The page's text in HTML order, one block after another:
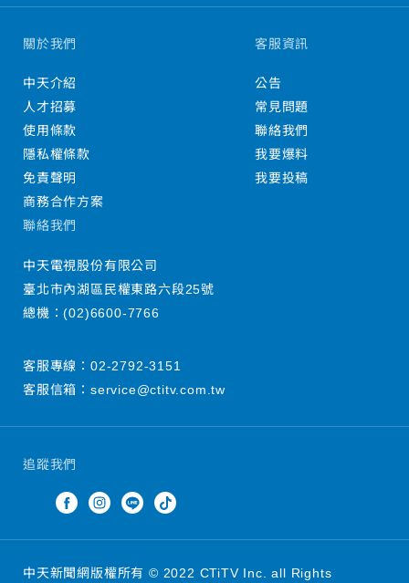
追蹤我們
關於我們
中天介紹
人才招募
使用條款
隱私權條款
免責聲明
商務合作方案
客服資訊
公告
常見問題
聯絡我們
我要爆料
我要投稿
聯絡我們
中天電視股份有限公司
臺北市內湖區民權東路六段25號
總機：(02)6600-7766
客服專線： 02-2792-3151
客服信箱： service@ctitv.com.tw
中天新聞網版權所有 © 2022 CTiTV Inc. all Rights